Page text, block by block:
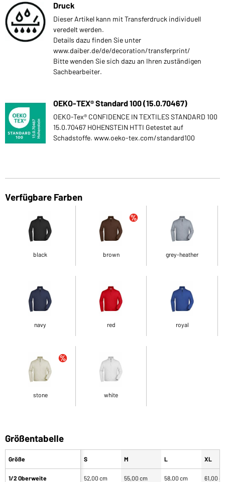
Druck
Dieser Artikel kann mit Transferdruck individuell
veredelt werden.
Details dazu finden Sie unter
www.daiber.de/de/decoration/transferprint/
Bitte wenden Sie sich dazu an Ihren zuständigen
Sachbearbeiter.
OEKO-TEX® Standard 100 (15.0.70467)
OEKO-Tex® CONFIDENCE IN TEXTILES STANDARD 100
15.0.70467 HOHENSTEIN HTTI Getestet auf
Schadstoffe. www.oeko-tex.com/standard100
Verfügbare Farben
black brown grey-heather
navy red royal
stone white
Größentabelle
Größe
1/2 Oberweite
S M L XL
52,00 cm 55,00 cm 58,00 cm 61,00